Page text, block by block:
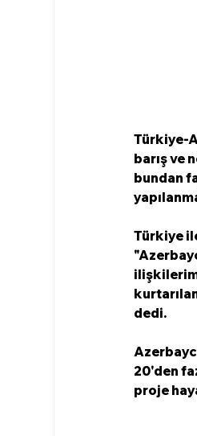
Türkiye-
barış ve
bundan
Türkiye
dedi.
20'den
proje